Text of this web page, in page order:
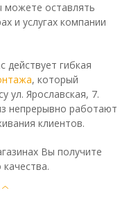
можете оставлять
и услугах компании
действует гибкая
, который
ул. Ярославская, 7.
непрерывно работают
клиентов.
Вы получите